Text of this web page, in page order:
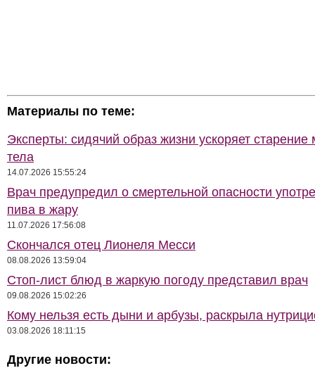
Материалы по теме:
Эксперты: сидячий образ жизни ускоряет старение
тела
14.07.2026 15:55:24
Врач предупредил о смертельной опасности
пива в жару
11.07.2026 17:56:08
Скончался отец Лионеля Месси
08.08.2026 13:59:04
Стоп-лист блюд в жаркую погоду представил врач
09.08.2026 15:02:26
Кому нельзя есть дыни и арбузы, раскрыла
03.08.2026 18:11:15
Другие новости: